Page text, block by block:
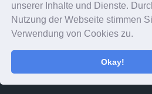
unserer Inhalte und Dienste.
Nutzung der Webseite stimmen
Verwendung von Cookies zu.
Okay!